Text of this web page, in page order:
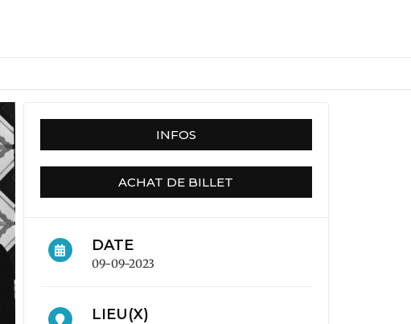
INFOS
ACHAT DE BILLET
DATE
09-09-2023
LIEU(X)